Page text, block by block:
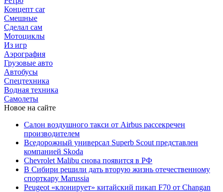
Концепт car
Смешные
Сделал сам
Мотоциклы
Из игр
Аэрография
Грузовые авто
Автобусы
Спецтехника
Водная техника
Самолеты
Новое на сайте
Салон воздушного такси от Airbus рассекречен
производителем
Вседорожный универсал Superb Scout представлен
компанией Skoda
Chevrolet Malibu снова появится в РФ
В Сибири решили дать вторую жизнь отечественному
спорткару Marussia
Peugeot «клонирует» китайский пикап F70 от Changan